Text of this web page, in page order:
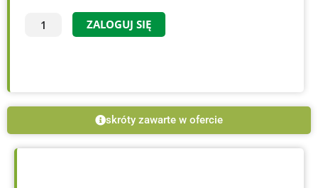
'Golden
ZALOGUJ SIĘ
skróty zawarte w ofercie